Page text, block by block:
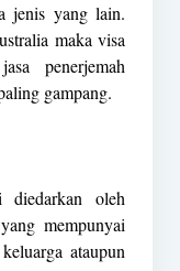
jenis yang lain.
maka visa
penerjemah
gampang.
diedarkan oleh
mempunyai
ataupun